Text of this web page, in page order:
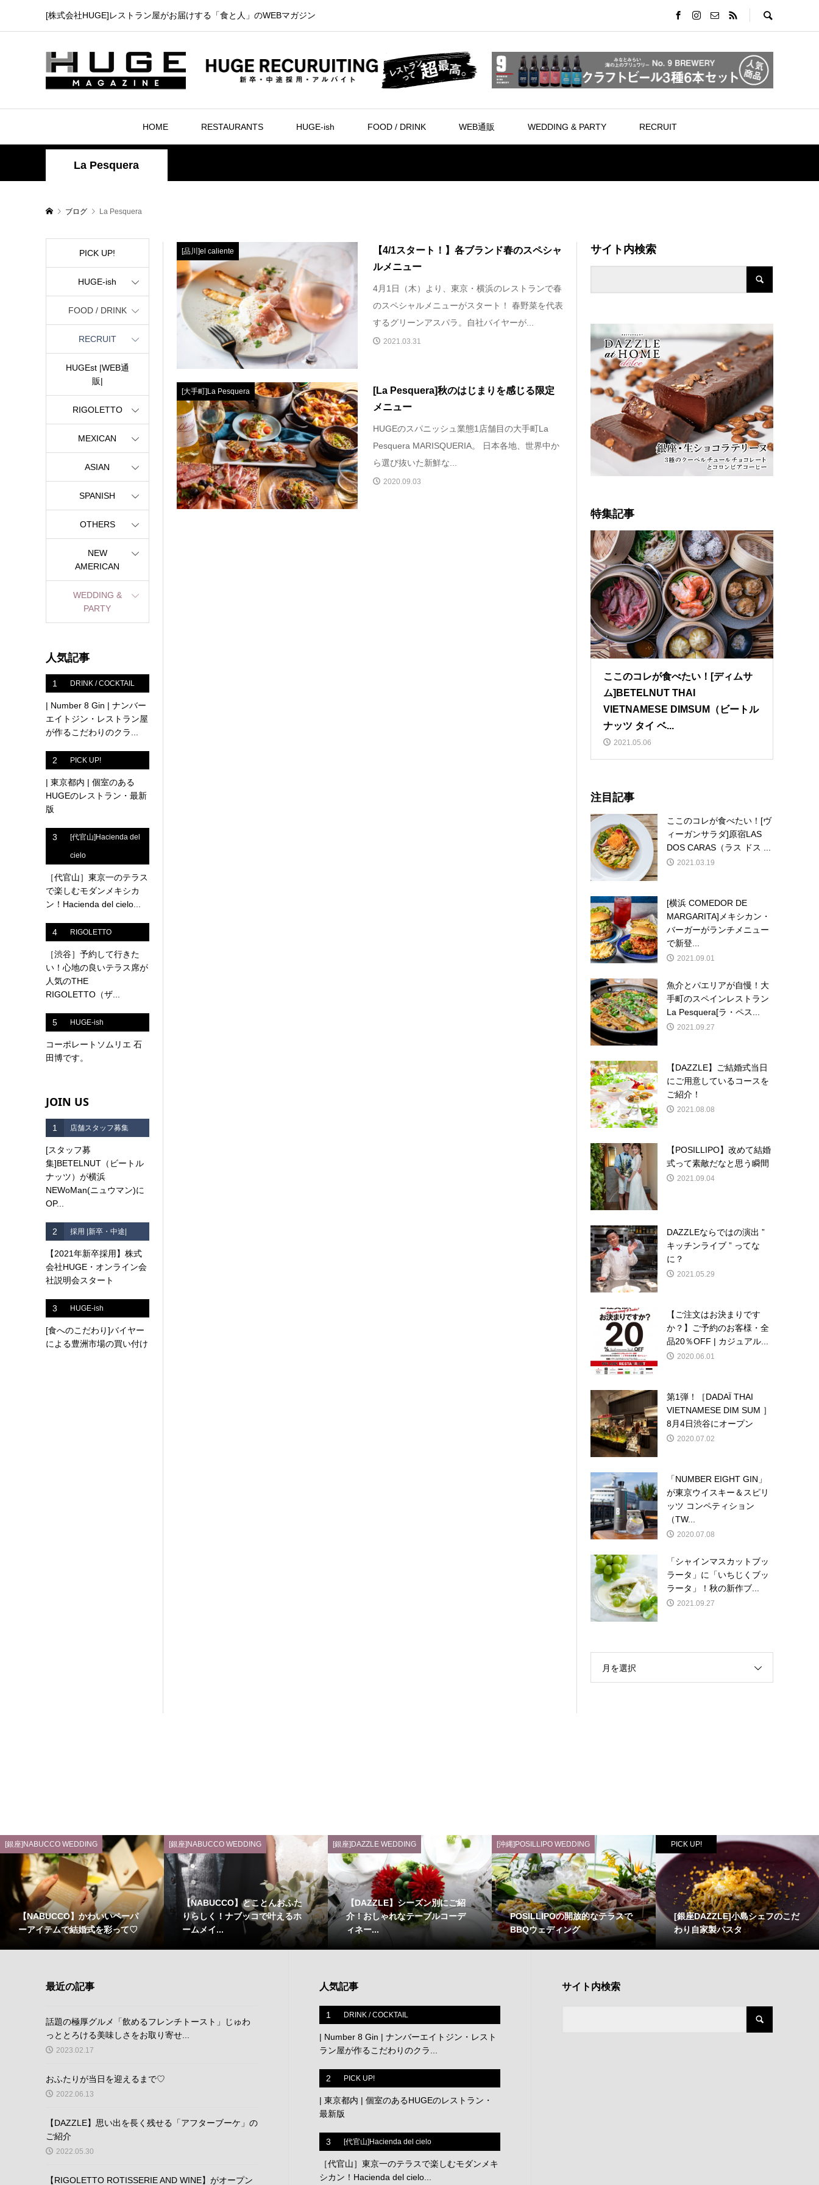
[株式会社HUGE]レストラン屋がお届けする「食と人」のWEBマガジン
HOME RESTAURANTS HUGE-ish FOOD / DRINK WEB通販 WEDDING & PARTY RECRUIT
La Pesquera
ブログ La Pesquera
[品川]el caliente
【4/1スタート！】各ブランド春のスペシャ
ルメニュー
4月1日（木）より、東京・横浜のレストランで春
のスペシャルメニューがスタート！ 春野菜を代表
するグリーンアスパラ。自社バイヤーが...
2021.03.31
[大手町]La Pesquera
[La Pesquera]秋のはじまりを感じる限定
メニュー
HUGEのスパニッシュ業態1店舗目の大手町La
Pesquera MARISQUERIA。 日本各地、世界中か
ら選び抜いた新鮮な...
2020.09.03
PICK UP!
HUGE-ish
FOOD / DRINK
RECRUIT
HUGEst |WEB通
販|
RIGOLETTO
MEXICAN
ASIAN
SPANISH
OTHERS
NEW
AMERICAN
WEDDING &
PARTY
人気記事
1 DRINK / COCKTAIL
| Number 8 Gin | ナンバー
エイトジン・レストラン屋
が作るこだわりのクラ...
2 PICK UP!
| 東京都内 | 個室のある
HUGEのレストラン・最新
版
3 [代官山]Hacienda del
cielo
［代官山］東京一のテラス
で楽しむモダンメキシカ
ン！Hacienda del cielo...
4 RIGOLETTO
［渋谷］予約して行きた
い！心地の良いテラス席が
人気のTHE
RIGOLETTO（ザ...
5 HUGE-ish
コーポレートソムリエ 石
田博です。
JOIN US
1 店舗スタッフ募集
[スタッフ募
集]BETELNUT（ビートル
ナッツ）が横浜
NEWoMan(ニュウマン)に
OP...
2 採用 |新卒・中途|
【2021年新卒採用】株式
会社HUGE・オンライン会
社説明会スタート
3 HUGE-ish
[食へのこだわり]バイヤー
による豊洲市場の買い付け
サイト内検索
特集記事
ここのコレが食べたい！[ディムサ
ム]BETELNUT THAI
VIETNAMESE DIMSUM（ビートル
ナッツ タイ ベ...
2021.05.06
注目記事
ここのコレが食べたい！[ヴ
ィーガンサラダ]原宿LAS
DOS CARAS（ラス ドス ...
2021.03.19
[横浜 COMEDOR DE
MARGARITA]メキシカン・
バーガーがランチメニュー
で新登...
2021.09.01
魚介とパエリアが自慢！大
手町のスペインレストラン
La Pesquera[ラ・ペス...
2021.09.27
【DAZZLE】ご結婚式当日
にご用意しているコースを
ご紹介！
2021.08.08
【POSILLIPO】改めて結婚
式って素敵だなと思う瞬間
2021.09.04
DAZZLEならではの演出 ”
キッチンライブ ” ってな
に？
2021.05.29
【ご注文はお決まりです
か？】ご予約のお客様・全
品20％OFF | カジュアル...
2020.06.01
第1弾！［DADAÏ THAI
VIETNAMESE DIM SUM ］
8月4日渋谷にオープン
2020.07.02
「NUMBER EIGHT GIN」
が東京ウイスキー＆スピリ
ッツ コンペティション
（TW...
2020.07.08
「シャインマスカットブッ
ラータ」に「いちじくブッ
ラータ」！秋の新作ブ...
2021.09.27
月を選択
[銀座]NABUCCO WEDDING
【NABUCCO】かわいいペーパ
ーアイテムで結婚式を彩って♡
[銀座]NABUCCO WEDDING
【NABUCCO】とことんおふた
りらしく！ナブッコで叶えるホ
ームメイ...
[銀座]DAZZLE WEDDING
【DAZZLE】シーズン別にご紹
介！おしゃれなテーブルコーデ
ィネー...
[沖縄]POSILLIPO WEDDING
POSILLIPOの開放的なテラスで
BBQウェディング
PICK UP!
[銀座DAZZLE]小島シェフのこだ
わり自家製パスタ
最近の記事
話題の極厚グルメ「飲めるフレンチトースト」じゅわ
っととろける美味しさをお取り寄せ...
2023.02.17
おふたりが当日を迎えるまで♡
2022.06.13
【DAZZLE】思い出を長く残せる「アフターブーケ」の
ご紹介
2022.05.30
【RIGOLETTO ROTISSERIE AND WINE】がオープン
人気記事
1 DRINK / COCKTAIL
| Number 8 Gin | ナンバーエイトジン・レスト
ラン屋が作るこだわりのクラ...
2 PICK UP!
| 東京都内 | 個室のあるHUGEのレストラン・
最新版
3 [代官山]Hacienda del cielo
［代官山］東京一のテラスで楽しむモダンメキ
シカン！Hacienda del cielo...
サイト内検索